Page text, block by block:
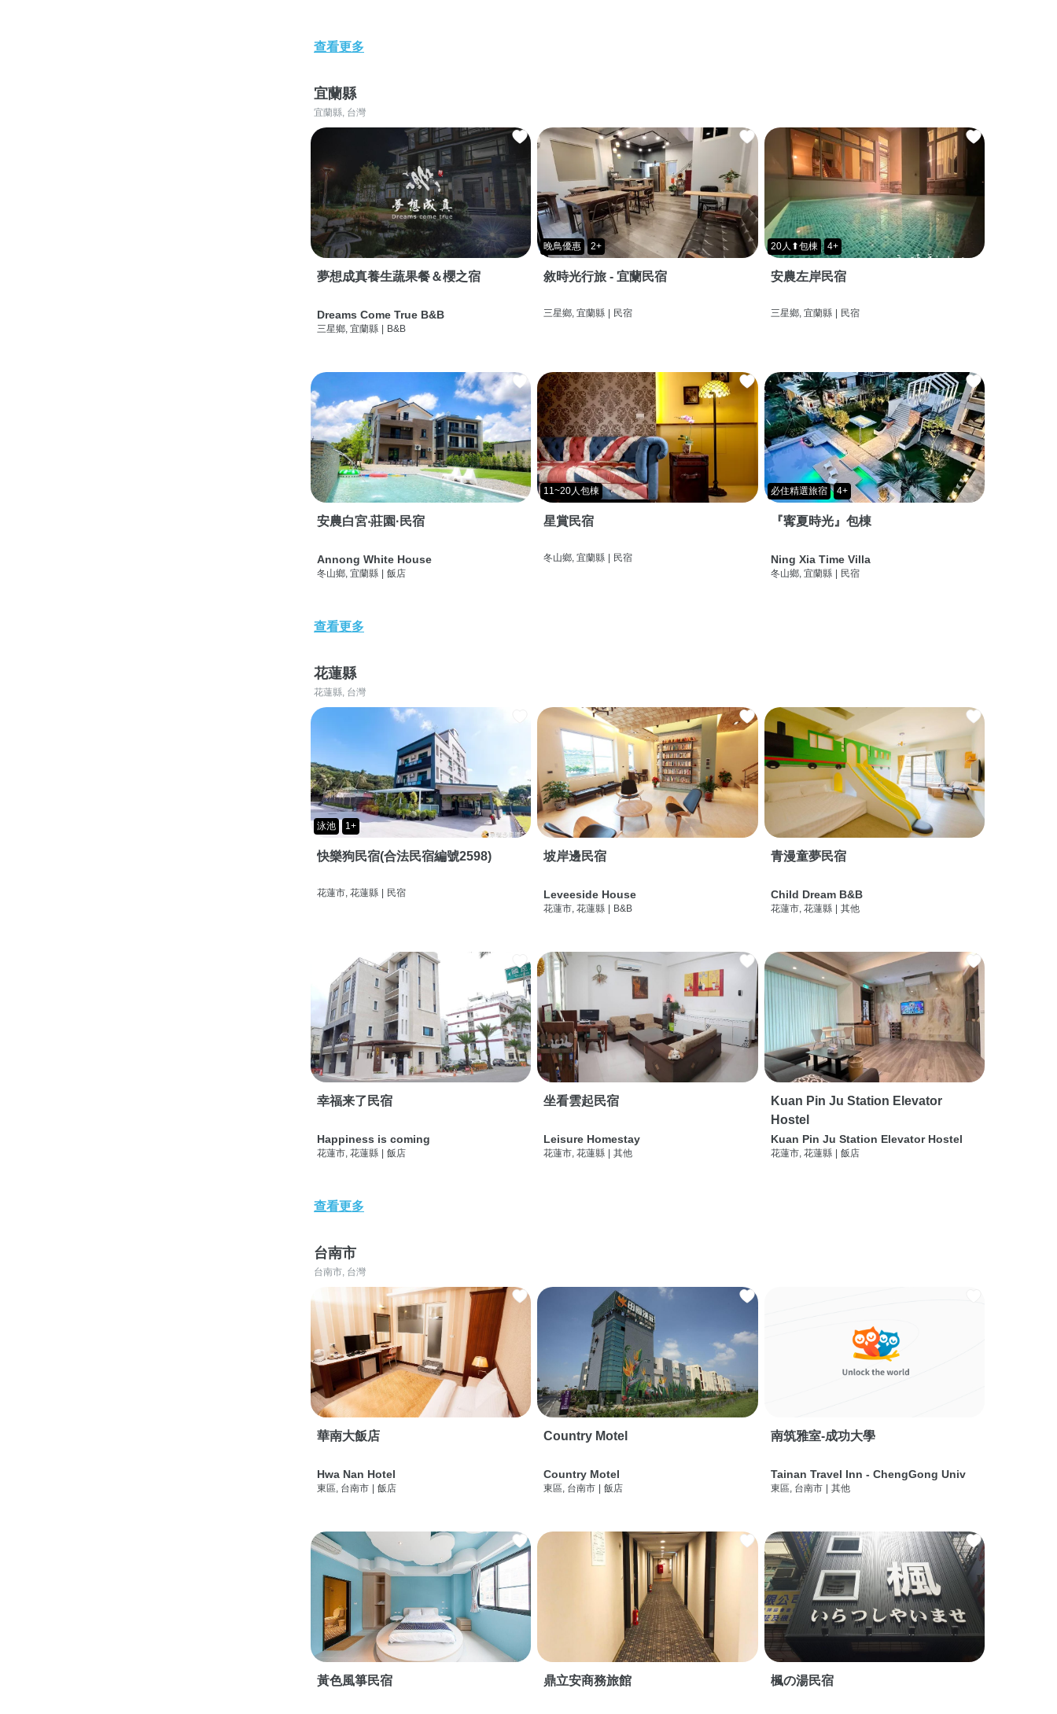
查看更多
宜蘭縣
宜蘭縣, 台灣
夢想成真養生蔬果餐＆櫻之宿
Dreams Come True B&B
三星鄉, 宜蘭縣 | B&B
晚鳥優惠 2+
敘時光行旅 - 宜蘭民宿
三星鄉, 宜蘭縣 | 民宿
20人⬆包棟 4+
安農左岸民宿
三星鄉, 宜蘭縣 | 民宿
安農白宮‧莊園·民宿
Annong White House
冬山鄉, 宜蘭縣 | 飯店
11~20人包棟
星賞民宿
冬山鄉, 宜蘭縣 | 民宿
必住精選旅宿 4+
『寗夏時光』包棟
Ning Xia Time Villa
冬山鄉, 宜蘭縣 | 民宿
查看更多
花蓮縣
花蓮縣, 台灣
泳池 1+
快樂狗民宿(合法民宿編號2598)
花蓮市, 花蓮縣 | 民宿
坡岸邊民宿
Leveeside House
花蓮市, 花蓮縣 | B&B
青漫童夢民宿
Child Dream B&B
花蓮市, 花蓮縣 | 其他
幸福来了民宿
Happiness is coming
花蓮市, 花蓮縣 飯店
坐看雲起民宿
Leisure Homestay
花蓮市, 花蓮縣 其他
Kuan Pin Ju Station Elevator
Hostel
Kuan Pin Ju Station Elevator Hostel
花蓮市, 花蓮縣 飯店
查看更多
台南市
台南市, 台灣
華南大飯店
Hwa Nan Hotel
東區, 台南市 飯店
Country Motel
Country Motel
東區, 台南市 飯店
南筑雅室-成功大學
Tainan Travel Inn - ChengGong Univ
東區, 台南市 其他
黃色風箏民宿 鼎立安商務旅館 楓の湯民宿